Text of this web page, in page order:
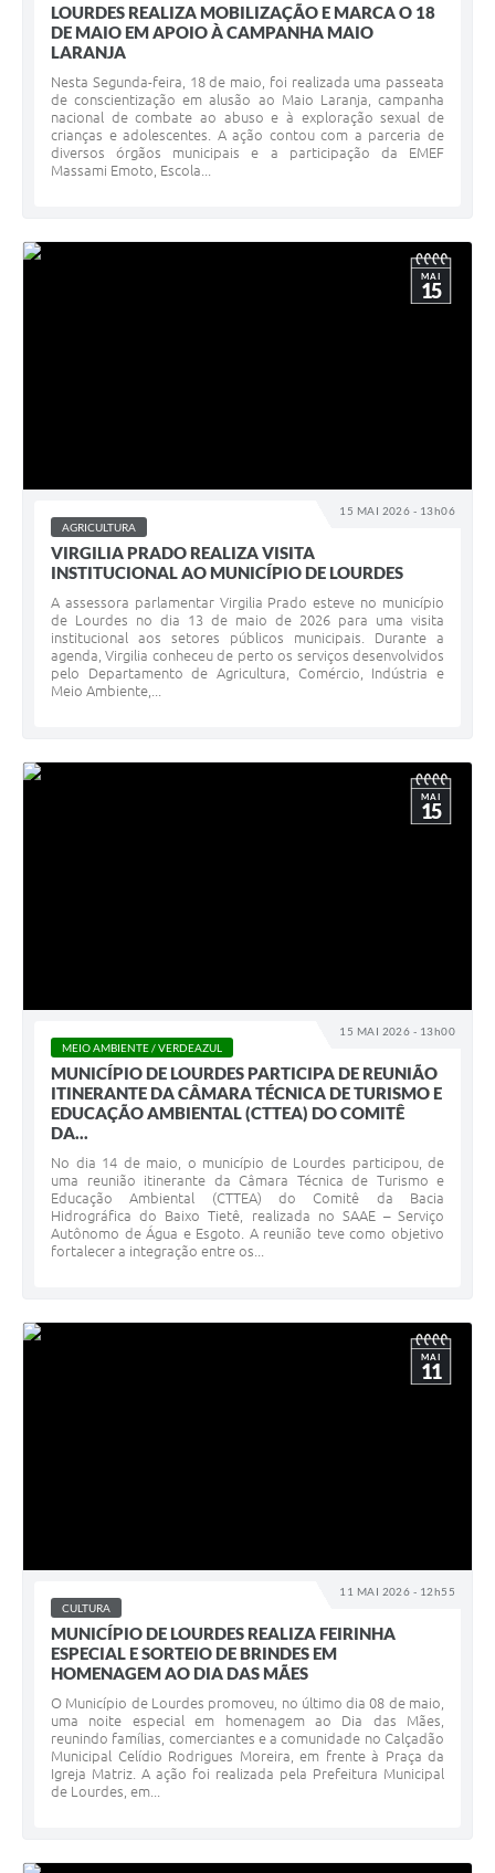
LOURDES REALIZA MOBILIZAÇÃO E MARCA O 18
DE MAIO EM APOIO À CAMPANHA MAIO
LARANJA
Nesta Segunda-feira, 18 de maio, foi realizada uma passeata
de conscientização em alusão ao Maio Laranja, campanha
nacional de combate ao abuso e à exploração sexual de
crianças e adolescentes. A ação contou com a parceria de
diversos órgãos municipais e a participação da EMEF
Massami Emoto, Escola...
15 MAI 2026 - 13h06
MAI
15
AGRICULTURA
VIRGILIA PRADO REALIZA VISITA
INSTITUCIONAL AO MUNICÍPIO DE LOURDES
A assessora parlamentar Virgilia Prado esteve no município
de Lourdes no dia 13 de maio de 2026 para uma visita
institucional aos setores públicos municipais. Durante a
agenda, Virgilia conheceu de perto os serviços desenvolvidos
pelo Departamento de Agricultura, Comércio, Indústria e
Meio Ambiente,...
15 MAI 2026 - 13h00
MAI
15
MEIO AMBIENTE / VERDEAZUL
MUNICÍPIO DE LOURDES PARTICIPA DE REUNIÃO
ITINERANTE DA CÂMARA TÉCNICA DE TURISMO E
EDUCAÇÃO AMBIENTAL (CTTEA) DO COMITÊ
DA...
No dia 14 de maio, o município de Lourdes participou, de
uma reunião itinerante da Câmara Técnica de Turismo e
Educação Ambiental (CTTEA) do Comitê da Bacia
Hidrográfica do Baixo Tietê, realizada no SAAE – Serviço
Autônomo de Água e Esgoto. A reunião teve como objetivo
fortalecer a integração entre os...
11 MAI 2026 - 12h55
MAI
11
CULTURA
MUNICÍPIO DE LOURDES REALIZA FEIRINHA
ESPECIAL E SORTEIO DE BRINDES EM
HOMENAGEM AO DIA DAS MÃES
O Município de Lourdes promoveu, no último dia 08 de maio,
uma noite especial em homenagem ao Dia das Mães,
reunindo famílias, comerciantes e a comunidade no Calçadão
Municipal Celídio Rodrigues Moreira, em frente à Praça da
Igreja Matriz. A ação foi realizada pela Prefeitura Municipal
de Lourdes, em...